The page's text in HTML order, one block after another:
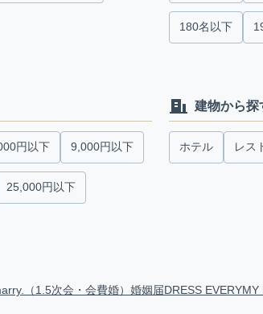
180名以下
円以下 9,000円以下
25,000円以下
建物から探
ホテル レス
（1.5次会・会費婚） 婚姻届DRESS EVERYMY